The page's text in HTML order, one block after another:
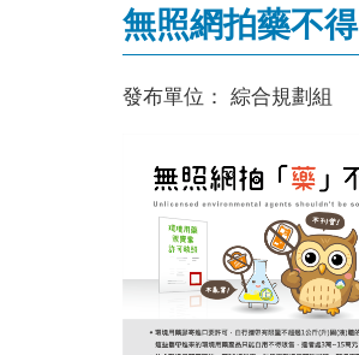
無照網拍藥不得
發布單位： 綜合規劃組